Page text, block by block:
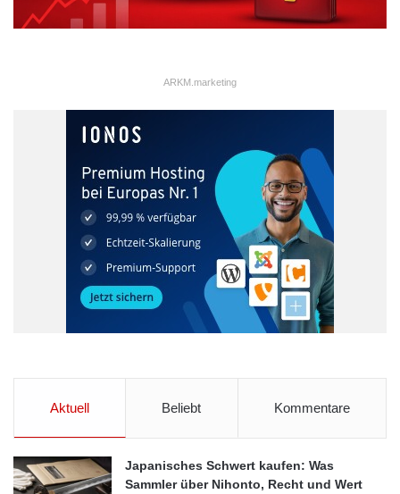
ARKM.marketing
Aktuell Beliebt Kommentare
Japanisches Schwert kaufen: Was
Sammler über Nihonto, Recht und Wert